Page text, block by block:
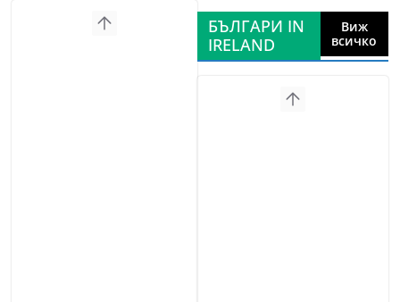
БЪЛГАРИ IN
IRELAND
Виж
всичко